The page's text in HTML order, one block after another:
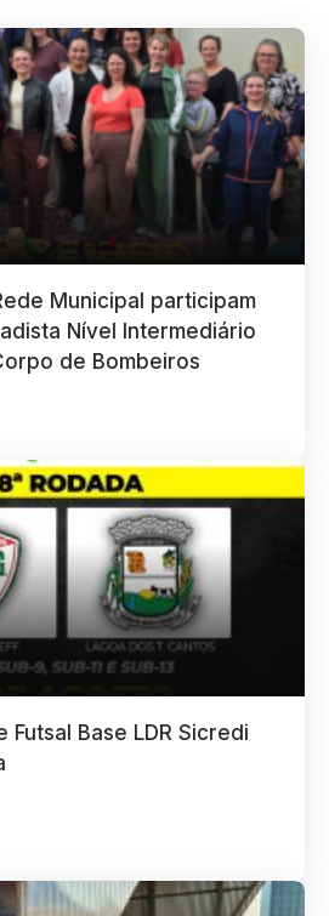
Municipal participam
Nível Intermediário
de Bombeiros
Futsal Base LDR Sicredi